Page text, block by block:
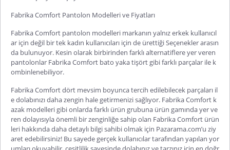
Fabrika Comfort Pantolon Modelleri ve Fiyatları
Fabrika Comfort pantolon modelleri markanın yalnız erkek kullanıcıl
ar için değil bir tek kadın kullanıcıları için de ürettiği Seçenekler arasın
da bulunuyor. Kesin olarak birbirinden farklı alternatiflere yer veren
pantolonlar Fabrika Comfort bato yakatişört gibi farklı parçalar ile k
ombinlenebiliyor.
Fabrika Comfort dört mevsim boyunca tercih edilebilecek parçaları il
e dolabınızı daha zengin hale getirmenizi sağlıyor. Fabrika Comfort k
azak modelleri gibi onlarda farklı ürün grubuna ürün gamında yer ve
ren dolayısıyla önemli bir zenginliğe sahip olan Fabrika Comfort ürün
leri hakkında daha detaylı bilgi sahibi olmak için Pazarama.com’u ziy
aret edebilirsiniz! Bu sayede gerçek kullanıcılar tarafından yapılan yor